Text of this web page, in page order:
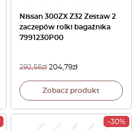
Nissan 300ZX Z32 Zestaw 2
zaczepów rolki bagażnika
7991230P00
292,56zł 204,79zł
Zobacz produkt
-30%